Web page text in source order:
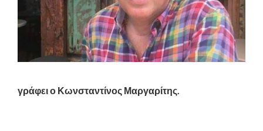
γράφει ο Κωνσταντίνος Μαργαρίτης.